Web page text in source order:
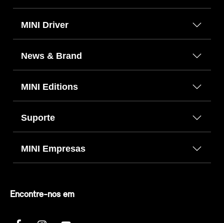
MINI Driver
News & Brand
MINI Editions
Suporte
MINI Empresas
Encontre-nos em